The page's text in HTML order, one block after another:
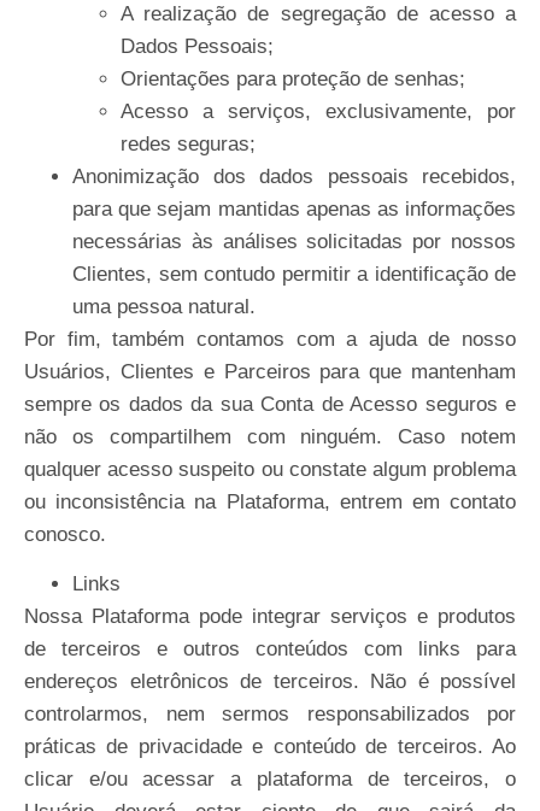
A realização de segregação de acesso a
Dados Pessoais;
Orientações para proteção de senhas;
Acesso
a serviços, exclusivamente,
por
redes seguras;
Anonimização dos dados pessoais recebidos,
para que sejam mantidas apenas as informações
necessárias às análises solicitadas por nossos
Clientes, sem contudo permitir a identificação de
uma pessoa natural.
Por fim, também contamos com a ajuda de nosso
Usuários, Clientes e Parceiros para que mantenham
sempre os dados da sua Conta de Acesso seguros e
não os compartilhem com ninguém. Caso notem
qualquer acesso suspeito ou constate algum problema
ou inconsistência na Plataforma, entrem em contato
conosco.
Links
Nossa Plataforma pode integrar serviços e produtos
de terceiros e outros conteúdos com links para
endereços eletrônicos de terceiros. Não é possível
controlarmos, nem sermos responsabilizados por
práticas de privacidade e conteúdo de terceiros. Ao
clicar e/ou acessar a plataforma de terceiros, o